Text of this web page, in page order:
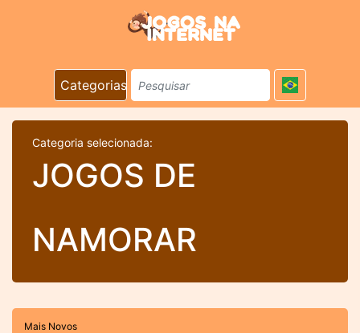
Categorias
Categoria selecionada:
JOGOS DE
NAMORAR
Mais Novos